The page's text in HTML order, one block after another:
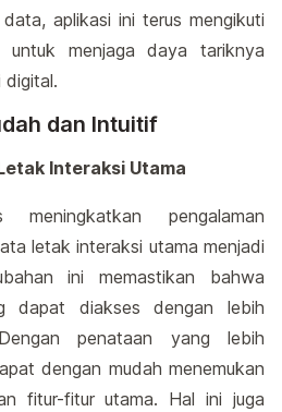
aplikasi ini terus mengikuti
menjaga daya tariknya
digital.
dan Intuitif
Interaksi Utama
pengalaman
letak interaksi utama menjadi
ini memastikan bahwa
dapat diakses dengan lebih
penataan yang lebih
dengan mudah menemukan
fitur-fitur utama. Hal ini juga